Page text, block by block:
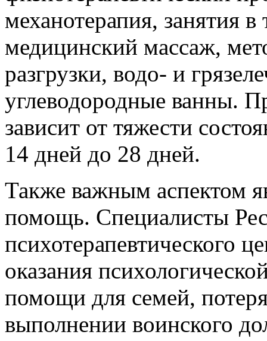
механотерапия, занятия
медицинский массаж,
разгрузки, водо- и
углеводородные ванны.
зависит от тяжести
14 дней до 28 дней.
Также важным аспектом
помощь. Специалисты
психотерапевтического
оказания
помощи для семей,
выполнении воинского